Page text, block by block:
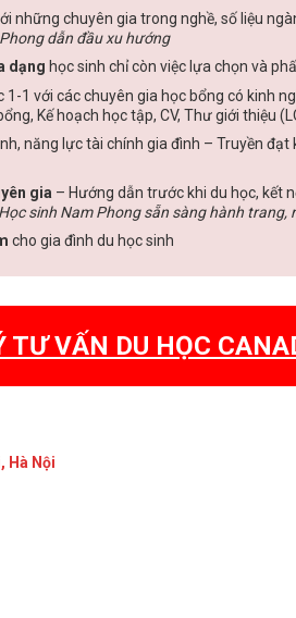
những chuyên gia trong nghề, số liệu
dẫn đầu xu hướng
dạng học sinh chỉ còn việc lựa chọn và
1-1 với các chuyên gia học bổng có kinh
Kế hoạch học tập, CV, Thư giới thiệu
năng lực tài chính gia đình – Truyền
gia – Hướng dẫn trước khi du học, kết
Học sinh Nam Phong sẵn sàng hành trang,
cho gia đình du học sinh
TƯ VẤN DU HỌC
Hà Nội